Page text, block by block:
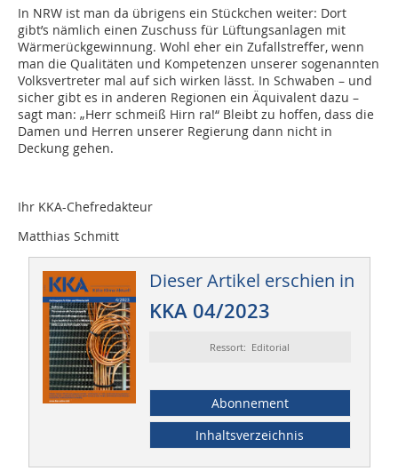
In NRW ist man da übrigens ein Stückchen weiter: Dort
gibt’s nämlich einen Zuschuss für Lüftungsanlagen mit
Wärmerückgewinnung. Wohl eher ein Zufallstreffer, wenn
man die Qualitäten und Kompetenzen unserer sogenannten
Volksvertreter mal auf sich wirken lässt. In Schwaben – und
sicher gibt es in anderen Regionen ein Äquivalent dazu –
sagt man: „Herr schmeiß Hirn ra!“ Bleibt zu hoffen, dass die
Damen und Herren unserer Regierung dann nicht in
Deckung gehen.
Ihr KKA-Chefredakteur
Matthias Schmitt
Dieser Artikel erschien in
KKA 04/2023
Ressort: Editorial
Abonnement
Inhaltsverzeichnis